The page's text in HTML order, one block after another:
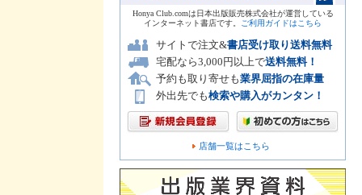
Honya Club.comは日本出版販売株式会社が運営している
インターネット書店です。
ご利用ガイドはこちら
サイトで注文&書店受け取り送料無料
宅配なら3,000円以上で送料無料！
予約も取り寄せも業界屈指の在庫量
外出先でも検索や購入がカンタン！
店舗一覧はこちら